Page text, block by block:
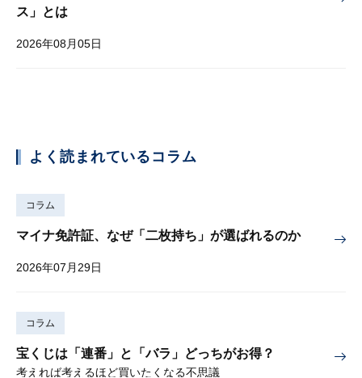
ス」とは
2026年08月05日
よく読まれているコラム
コラム
マイナ免許証、なぜ「二枚持ち」が選ばれるのか
2026年07月29日
コラム
宝くじは「連番」と「バラ」どっちがお得？
考えれば考えるほど買いたくなる不思議